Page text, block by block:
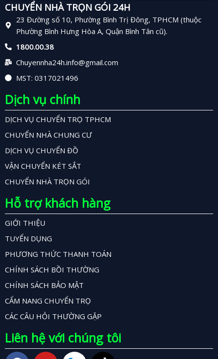
CHUYỂN NHÀ TRỌN GÓI 24H
23 Đường số 10, Phường Bình Trị Đông, TPHCM (thuộc
Phường Bình Hưng Hòa A, Quận Bình Tân cũ).
1800.00.38
Chuyennha24h.info@gmail.com
MST: 0317021496
Dịch vụ chính
DỊCH VỤ CHUYỂN TRỌ TPHCM
CHUYỂN NHÀ CHUNG CƯ
DỊCH VỤ CHUYỂN ĐỒ
VẬN CHUYỂN KÉT SẮT
CHUYỂN NHÀ TRỌN GÓI
Hỗ trợ khách hàng
GIỚI THIỆU
TUYỂN DỤNG
PHƯƠNG THỨC THANH TOÁN
CHÍNH SÁCH BỒI THƯỜNG
CHÍNH SÁCH BẢO MẬT
CẨM NANG CHUYỂN TRỌ
CÁC CÂU HỎI THƯỜNG GẶP
Liên hệ với chúng tôi